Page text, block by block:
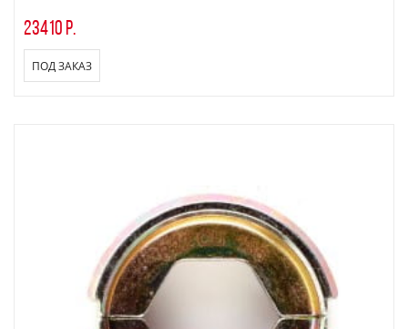
23410 р.
ПОД ЗАКАЗ